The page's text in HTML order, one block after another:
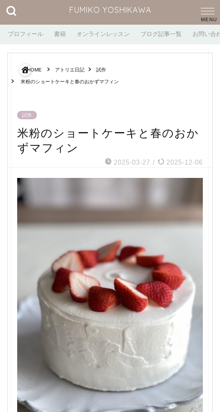
FUMIKO YOSHIKAWA
プロフィール 書籍 オンラインレッスン ブログ記事一覧 お問い合
HOME アトリエ日記 試作
米粉のショートケーキと春のおかずマフィン
試作
米粉のショートケーキと春のおか
ずマフィン
2025-03-27 / 2025-12-06